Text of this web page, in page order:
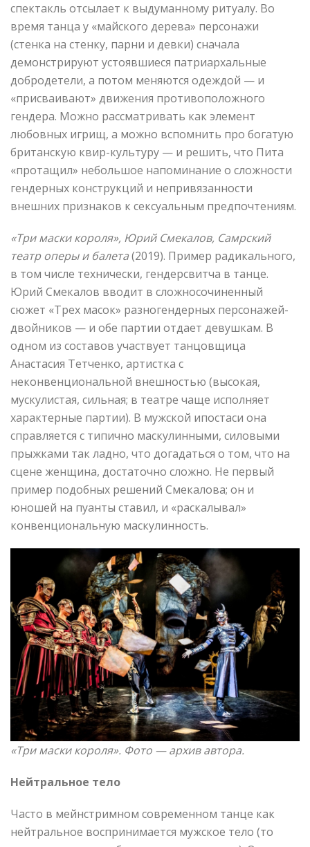
спектакль отсылает к выдуманному ритуалу. Во
время танца у «майского дерева» персонажи
(стенка на стенку, парни и девки) сначала
демонстрируют устоявшиеся патриархальные
добродетели, а потом меняются одеждой — и
«присваивают» движения противоположного
гендера. Можно рассматривать как элемент
любовных игрищ, а можно вспомнить про богатую
британскую квир-культуру — и решить, что Пита
«протащил» небольшое напоминание о сложности
гендерных конструкций и непривязанности
внешних признаков к сексуальным предпочтениям.
«Три маски короля», Юрий Смекалов, Самрский
театр оперы и балета(2019). Пример радикального,
в том числе технически, гендерсвитча в танце.
Юрий Смекалов вводит в сложносочиненный
сюжет «Трех масок» разногендерных персонажей-
двойников — и обе партии отдает девушкам. В
одном из составов участвует танцовщица
Анастасия Тетченко, артистка с
неконвенциональной внешностью (высокая,
мускулистая, сильная; в театре чаще исполняет
характерные партии). В мужской ипостаси она
справляется с типично маскулинными, силовыми
прыжками так ладно, что догадаться о том, что на
сцене женщина, достаточно сложно. Не первый
пример подобных решений Смекалова; он и
юношей на пуанты ставил, и «раскалывал»
конвенциональную маскулинность.
«Три маски короля». Фото —архив автора.
Нейтральное тело
Часто в мейнстримном современном танце как
нейтральное воспринимается мужское тело (то